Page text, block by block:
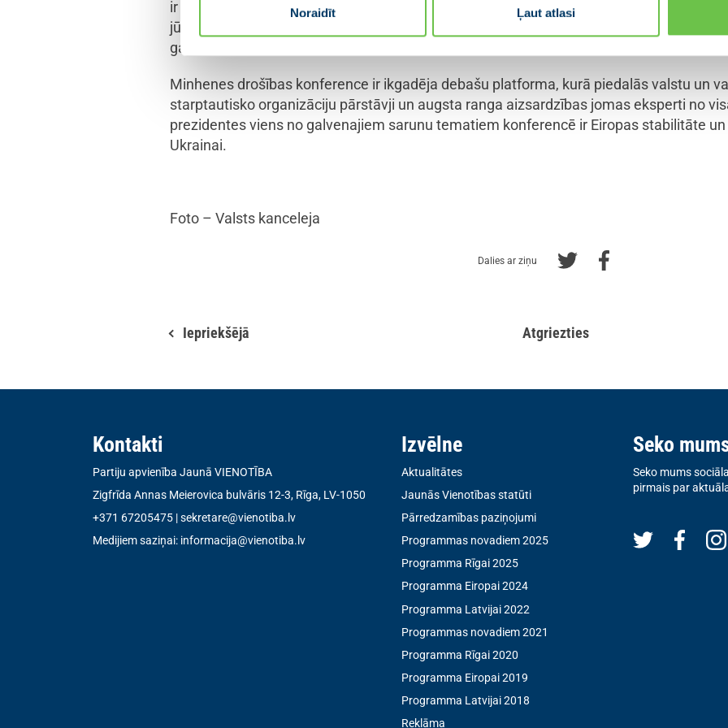
Noraidīt Ļaut atlasi
ir arī datu kabeļa bojājumu Baltijas jūrā, kur, pateicoties Latvijas un Zviedrijas ciešai
jūras valstu un NATO iesaistei, izdevās atrast par bojājumiem atbildīgo kuģi. E. Siliņa
gatava stāties pretī šiem izaicinājumiem. Krīzes situācijās rīkojamies vienoti un
Minhenes drošības konference ir ikgadēja debašu platforma, kurā piedalās valstu un
starptautisko organizāciju pārstāvji un augsta ranga aizsardzības jomas eksperti no
prezidentes viens no galvenajiem sarunu tematiem konferencē ir Eiropas stabilitāte
Ukrainai.
Foto – Valsts kanceleja
Dalies ar ziņu
Iepriekšējā Atgriezties
Kontakti
Partiju apvienība Jaunā VIENOTĪBA
Zigfrīda Annas Meierovica bulvāris 12-3, Rīga, LV-1050
+371 67205475 |sekretare@vienotiba.lv
Medijiem saziņai: informacija@vienotiba.lv
Izvēlne
Aktualitātes
Jaunās Vienotības statūti
Pārredzamības paziņojumi
Programmas novadiem 2025
Programma Rīgai 2025
Programma Eiropai 2024
Programma Latvijai 2022
Programmas novadiem 2021
Programma Rīgai 2020
Programma Eiropai 2019
Programma Latvijai 2018
Reklāma
Seko
Seko mums
pirmais par